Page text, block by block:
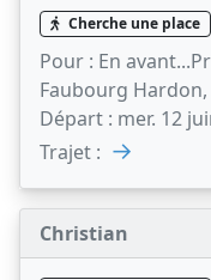
Cherche une place
Pour : En
Faubourg
Départ : mer. 12
Trajet : →
Christian